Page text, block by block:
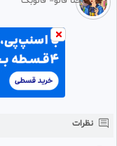
میکس سریال عشق کهکشانی /
فیلم دوبله فارسی
فیلم و سریال
فیلم زیرنویس فارسی
نظرات